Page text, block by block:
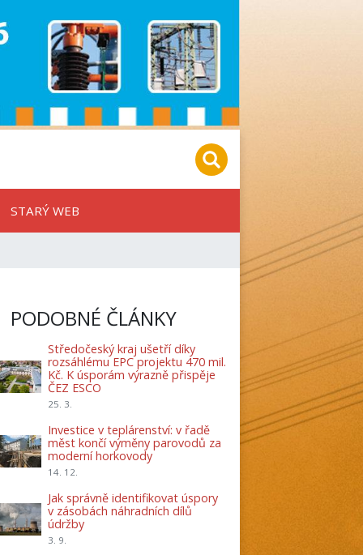
STARÝ WEB
PODOBNÉ ČLÁNKY
Středočeský kraj ušetří díky
rozsáhlému EPC projektu 470 mil.
Kč. K úsporám výrazně přispěje
ČEZ ESCO
25. 3.
Investice v teplárenství: v řadě
měst končí výměny parovodů za
moderní horkovody
14. 12.
Jak správně identifikovat úspory
v zásobách náhradních dílů
údržby
3. 9.